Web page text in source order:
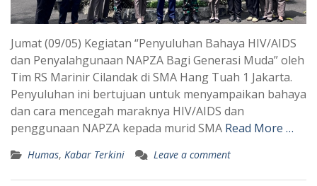
Jumat (09/05) Kegiatan “Penyuluhan Bahaya HIV/AIDS
dan Penyalahgunaan NAPZA Bagi Generasi Muda” oleh
Tim RS Marinir Cilandak di SMA Hang Tuah 1 Jakarta.
Penyuluhan ini bertujuan untuk menyampaikan bahaya
dan cara mencegah maraknya HIV/AIDS dan
penggunaan NAPZA kepada murid SMA Read More …
Humas, Kabar Terkini Leave a comment